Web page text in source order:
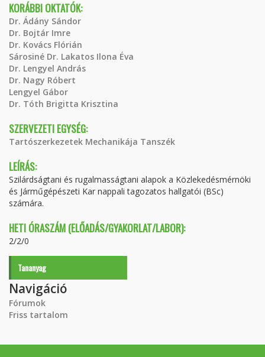
KORÁBBI OKTATÓK:
Dr. Ádány Sándor
Dr. Bojtár Imre
Dr. Kovács Flórián
Sárosiné Dr. Lakatos Ilona Éva
Dr. Lengyel András
Dr. Nagy Róbert
Lengyel Gábor
Dr. Tóth Brigitta Krisztina
SZERVEZETI EGYSÉG:
Tartószerkezetek Mechanikája Tanszék
LEÍRÁS:
Szilárdságtani és rugalmasságtani alapok a Közlekedésmérnöki
és Járműgépészeti Kar nappali tagozatos hallgatói (BSc)
számára.
HETI ÓRASZÁM (ELŐADÁS/GYAKORLAT/LABOR):
2/2/0
Tananyag
Navigáció
Fórumok
Friss tartalom